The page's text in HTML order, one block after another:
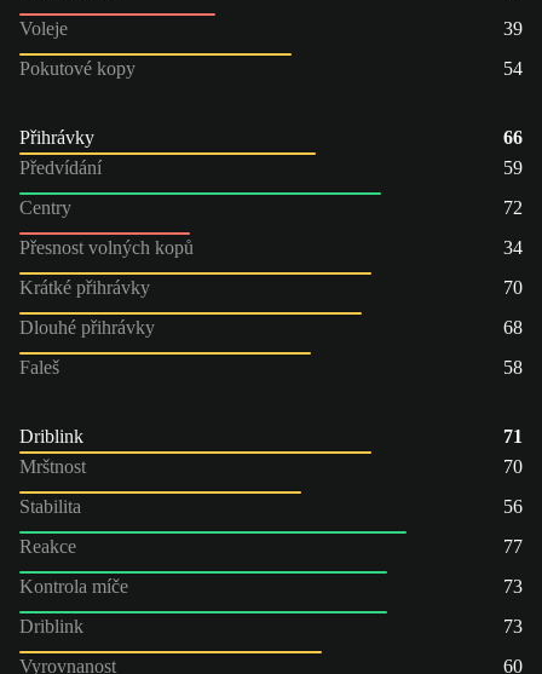
Voleje
39
Pokutové kopy
54
Přihrávky
66
Předvídání
59
Centry
72
Přesnost volných kopů
34
Krátké přihrávky
70
Dlouhé přihrávky
68
Faleš
58
Driblink
71
Mrštnost
70
Stabilita
56
Reakce
77
Kontrola míče
73
Driblink
73
Vyrovnanost
60